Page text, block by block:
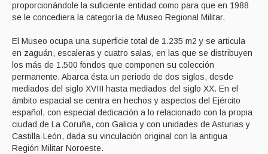
proporcionándole la suficiente entidad como para que en 1988
se le concediera la categoría de Museo Regional Militar.
El Museo ocupa una superficie total de 1.235 m2 y se articula
en zaguán, escaleras y cuatro salas, en las que se distribuyen
los más de 1.500 fondos que componen su colección
permanente. Abarca ésta un periodo de dos siglos, desde
mediados del siglo XVIII hasta mediados del siglo XX. En el
ámbito espacial se centra en hechos y aspectos del Ejército
español, con especial dedicación a lo relacionado con la propia
ciudad de La Coruña, con Galicia y con unidades de Asturias y
Castilla-León, dada su vinculación original con la antigua
Región Militar Noroeste.